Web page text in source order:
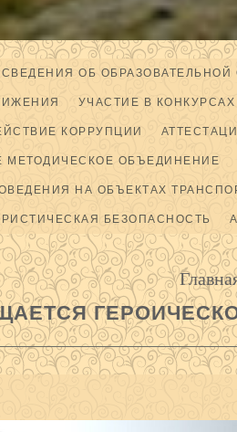
СВЕДЕНИЯ ОБ ОБРАЗОВАТЕЛЬНОЙ
УЧАСТИЕ В КОНКУРСАХ
КОРРУПЦИИ
МЕТОДИЧЕСКОЕ ОБЪЕДИНЕНИЕ
НА ОБЪЕКТАХ
БЕЗОПАСНОСТЬ